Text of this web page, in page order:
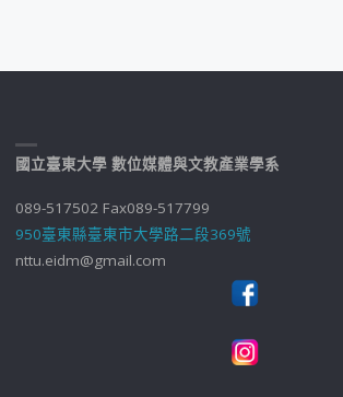
國立臺東大學 數位媒體與文教產業學系
089-517502 Fax089-517799
950臺東縣臺東市大學路二段369號
nttu.eidm@gmail.com